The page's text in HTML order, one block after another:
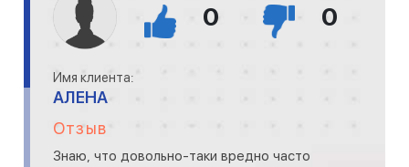
0 0
Имя клиента:
АЛЕНА
Отзыв
Знаю, что довольно-таки вредно часто